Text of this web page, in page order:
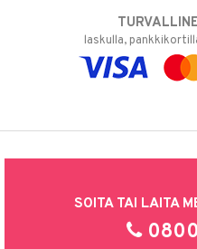
laskulla,
SOITA TAI LAITA
0800